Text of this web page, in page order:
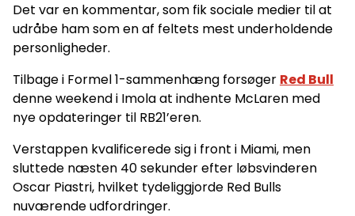
Det var en kommentar, som fik sociale medier til at
udråbe ham som en af feltets mest underholdende
personligheder.
Tilbage i Formel 1-sammenhæng forsøger Red Bull
denne weekend i Imola at indhente McLaren med
nye opdateringer til RB21’eren.
Verstappen kvalificerede sig i front i Miami, men
sluttede næsten 40 sekunder efter løbsvinderen
Oscar Piastri, hvilket tydeliggjorde Red Bulls
nuværende udfordringer.